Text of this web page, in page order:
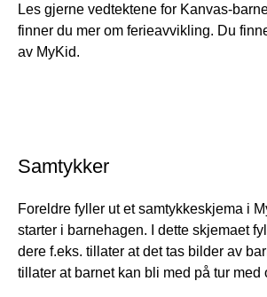
Les gjerne vedtektene for Kanvas-
finner du mer om ferieavvikling. Du
av MyKid.
Samtykker
Foreldre fyller ut et samtykkeskjema i
starter i barnehagen. I dette skjemaet
dere f.eks. tillater at det tas bilder av
tillater at barnet kan bli med på tur med